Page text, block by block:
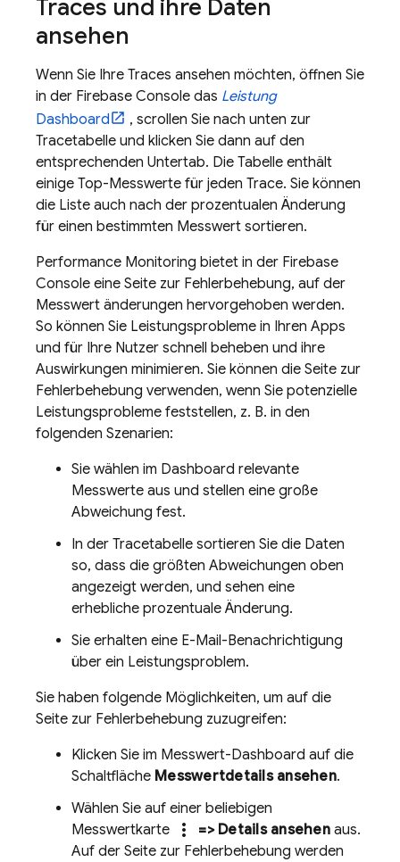
Traces und ihre Daten
ansehen
Wenn Sie Ihre Traces ansehen möchten, öffnen Sie
in der Firebase Console das Leistung
Dashboard
, scrollen Sie nach unten zur
Tracetabelle und klicken Sie dann auf den
entsprechenden Untertab. Die Tabelle enthält
einige Top-Messwerte für jeden Trace. Sie können
die Liste auch nach der prozentualen Änderung
für einen bestimmten Messwert sortieren.
Performance Monitoring bietet in der Firebase
Console eine Seite zur Fehlerbehebung, auf der
Messwert änderungen hervorgehoben werden.
So können Sie Leistungsprobleme in Ihren Apps
und für Ihre Nutzer schnell beheben und ihre
Auswirkungen minimieren. Sie können die Seite zur
Fehlerbehebung verwenden, wenn Sie potenzielle
Leistungsprobleme feststellen, z. B. in den
folgenden Szenarien:
Sie wählen im Dashboard relevante
Messwerte aus und stellen eine große
Abweichung fest.
In der Tracetabelle sortieren Sie die Daten
so, dass die größten Abweichungen oben
angezeigt werden, und sehen eine
erhebliche prozentuale Änderung.
Sie erhalten eine E-Mail-Benachrichtigung
über ein Leistungsproblem.
Sie haben folgende Möglichkeiten, um auf die
Seite zur Fehlerbehebung zuzugreifen:
Klicken Sie im Messwert-Dashboard auf die
Schaltfläche Messwertdetails ansehen.
Wählen Sie auf einer beliebigen
Messwertkarte
more_vert => Details ansehenaus.
Auf der Seite zur Fehlerbehebung werden